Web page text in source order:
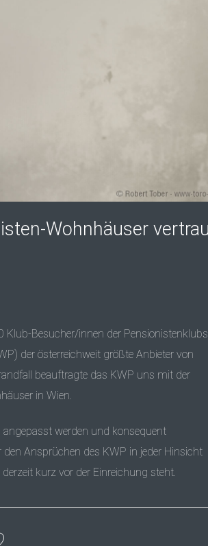
Wohnhäuser
Besucher/innen der Pensionistenklubs
) der österreichweit größte Anbieter von
beauftragte das KWP uns mit der
in Wien.
werden und konsequent
Ansprüchen des KWP in jeder Hinsicht
kurz vor der Einreichung steht.